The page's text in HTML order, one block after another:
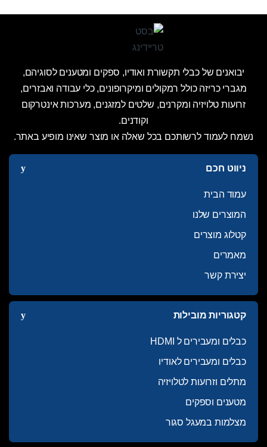
יבואנים של כבלי תקשורת ואודיו, ספקים ומטענים לסוגיהם,
מגברי כריזה כולל רמקולים ומיקרופונים, כלי עבודה ואבזרים,
זרועות טלויזיה ומקרנים, שלטים למזגנים, מערכות אינטרקום
וקודנים.
נשמח לעמוד לרשותכם בכל שאלה או מוצר שאינו מופיע באתר.
ניווט חכם
עמוד הבית
המוצרים שלנו
קטלוג מוצרים
מאמרים
יצירת קשר
קטגוריות מובילות
כבלים ומעבירים ל HDMI
כבלים ומעבירים לאודיו
מתלים וזרועות לטלויזיה
מטענים וספקים
מצלמות במעגל סגור